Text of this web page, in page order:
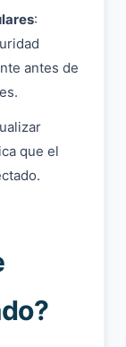
:
antes de
que el